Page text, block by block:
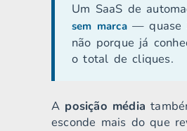
Um SaaS de
sem marca — quase
não porque já
o total de cliques.
A posição média
esconde mais do que